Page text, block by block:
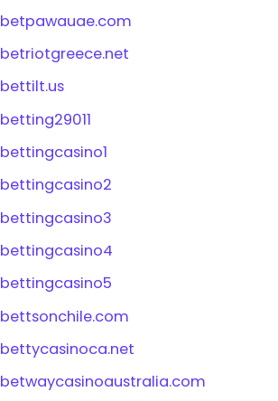
betpawauae.com
betriotgreece.net
bettilt.us
betting29011
bettingcasino1
bettingcasino2
bettingcasino3
bettingcasino4
bettingcasino5
bettsonchile.com
bettycasinoca.net
betwaycasinoaustralia.com